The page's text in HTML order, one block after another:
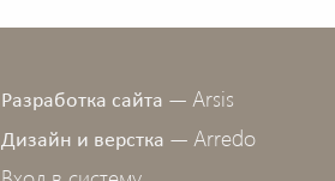
Разработка сайта — Arsis
Дизайн и верстка — Arredo